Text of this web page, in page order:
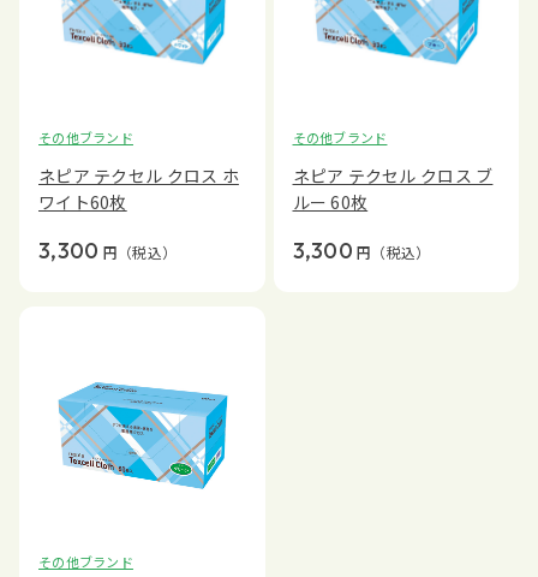
その他ブランド
ネピア テクセル クロス ホ
ワイト60枚
3,300 円 （税込）
その他ブランド
ネピア テクセル クロス ブ
ルー 60枚
3,300 円 （税込）
その他ブランド